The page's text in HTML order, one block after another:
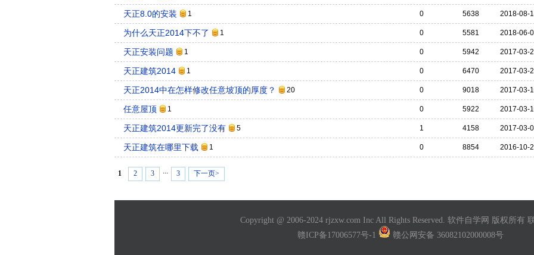
天正8.0的安装 1 2018-08-
5638
0
为什么天正2014下不了 1 2018-06-
5581
0
天正安装问题 1 2017-03-
5942
0
天正建筑2014 1 2017-03-
6470
0
天正2014中在怎样修改任意坡顶的厚度？ 20 2017-03-
9018
0
任意屋顶 1 2017-03-
5922
0
天正建筑2014更新完了没有 5 2017-03-
4158
1
天正建筑在哪里下载 1 2016-10-
8854
0
1 2 3 ... 3 下一页>
Copyright @ 2006-2024 rjzxw.com Inc All Rights Reserved. 软件自学网 版权所有
赣ICP备17006577号-1
赣公网安备 36082102000008号